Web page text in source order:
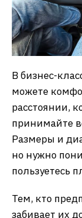
В бизнес-
можете
расстоянии,
принимайте
Размеры и
но нужно
пользуетесь
Тем, кто
забивает их